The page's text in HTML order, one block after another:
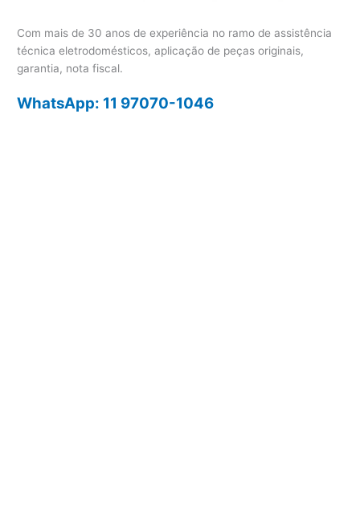
Com mais de 30 anos de experiência no ramo de assistência
técnica eletrodomésticos, aplicação de peças originais,
garantia, nota fiscal.
WhatsApp: 11 97070-1046